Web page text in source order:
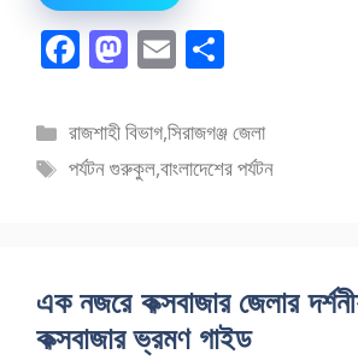
F
e
b
M
to
d
E
ai
l
ar
e
বিভাগ
সমূহ
রাজশাহী বিভাগ,সিরাজগঞ্জ জেলা
ট্যাগ
পর্যটন গুরুকুল,বাংলাদেশের পর্যটন
এক নজরে কক্সবাজার জেলার
কক্সবাজার ভ্রমণ গাইড